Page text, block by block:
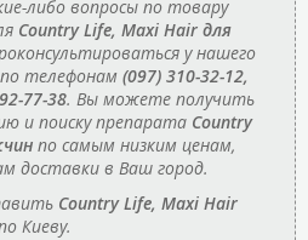
либо вопросы по товару
Country Life, Maxi Hair для
у нашего
телефонам (097) 310-32-12,
77-38. Вы можете получить
и поиску препарата Country
по самым низким ценам,
доставки в Ваш город.
Country Life, Maxi Hair
Киеву.